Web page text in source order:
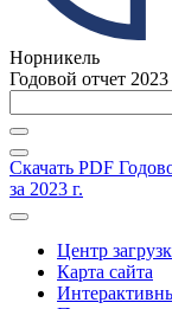
Норникель
Годовой отчет 2023
Скачать PDF
за 2023 г.
Центр
Карта сайта